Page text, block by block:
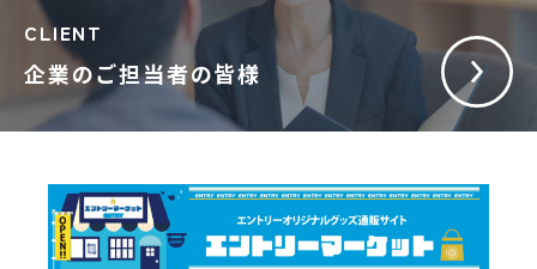
企業のご担当者の皆様
CLIENT